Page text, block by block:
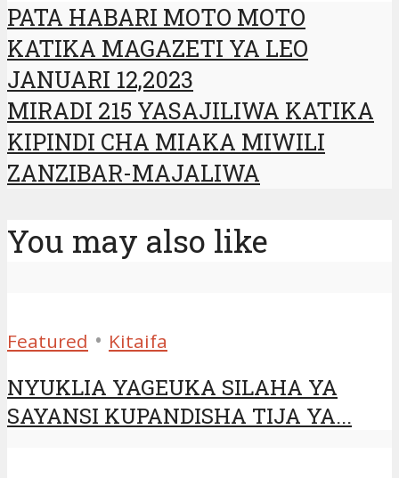
PATA HABARI MOTO MOTO
KATIKA MAGAZETI YA LEO
JANUARI 12,2023
MIRADI 215 YASAJILIWA KATIKA
KIPINDI CHA MIAKA MIWILI
ZANZIBAR-MAJALIWA
You may also like
Featured • Kitaifa
NYUKLIA YAGEUKA SILAHA YA
SAYANSI KUPANDISHA TIJA YA...